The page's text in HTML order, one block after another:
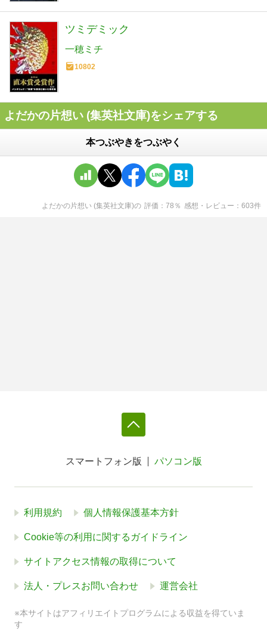
ツミデミック
一穂ミチ
10802
よだかの片想い (集英社文庫)をシェアする
本つぶやきをつぶやく
よだかの片想い (集英社文庫)の 評価 78 ％ 感想・レビュー 603件
スマートフォン版 パソコン版
利用規約 個人情報保護基本方針
Cookie等の利用に関するガイドライン
サイトアクセス情報の取得について
法人・プレスお問い合わせ 運営会社
※本サイトはアフィリエイトプログラムによる収益を得ていま
す